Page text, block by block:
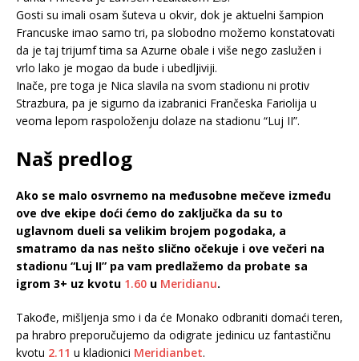
Gosti su imali osam šuteva u okvir, dok je aktuelni šampion
Francuske imao samo tri, pa slobodno možemo konstatovati
da je taj trijumf tima sa Azurne obale i više nego zaslužen i
vrlo lako je mogao da bude i ubedljiviji.
Inače, pre toga je Nica slavila na svom stadionu ni protiv
Strazbura, pa je sigurno da izabranici Frančeska Fariolija u
veoma lepom raspoloženju dolaze na stadionu “Luj II”.
Naš predlog
Ako se malo osvrnemo na međusobne mečeve između
ove dve ekipe doći ćemo do zaključka da su to
uglavnom dueli sa velikim brojem pogodaka, a
smatramo da nas nešto slično očekuje i ove večeri na
stadionu “Luj II” pa vam predlažemo da probate sa
igrom 3+ uz kvotu 1.60 u Meridianu.
Takođe, mišljenja smo i da će Monako odbraniti domaći teren,
pa hrabro preporučujemo da odigrate jedinicu uz fantastičnu
kvotu 2.11 u kladionici Meridianbet.